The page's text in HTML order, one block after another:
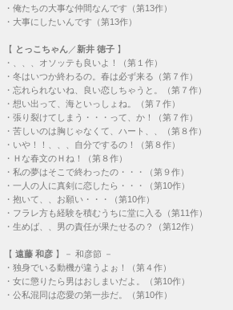
・ 俺たちの大事な仲間なんです（第13作）
・ 大事にしたいんです（第13作）
【 とっこちゃん ／新井 徳子 】
・
、、、オソッテも良いよ！（第１作）
・ 冬はいつか終わるの。春は必ず来る（第７作）
・ 忘れられないね、良い恋しちゃうと。（第７作）
・ 想い出って、海といっしょね。（第７作）
・ 張り裂けてしまう・・・って、か！（第７作）
・ 苦しいのは胸じゃなくて、ハート、、（第８作）
・ いや！！、、、自分でするの！（第８作）
・ Ｈな春文のＨね！（第８作）
・ 私の夢はそこで終わったの・・・（第９作）
・ 一人の人に真剣に恋したら・・・（第10作）
・ 抱いて、、お願い・・・（第10作）
・ フラレ方も経験を積むうちに堂に入る（第11作）
・ 生めば、、男の責任が果たせるの？（第12作）
【 遠藤 和彦 】－ 和彦節 －
・ 独身でいる動機が違うよぉ！（第４作）
・ 女に懲りたら男はおしまいだよ。（第10作）
・ 公私混同は恋愛の第一歩だ。（第10作）